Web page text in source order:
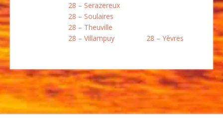
28 – Serazereux
28 – Soulaires
28 – Theuville
28 – Villampuy
28 – Yèvres